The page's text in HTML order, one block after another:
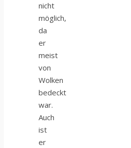
nicht
möglich,
da
er
meist
von
Wolken
bedeckt
war.
Auch
ist
er